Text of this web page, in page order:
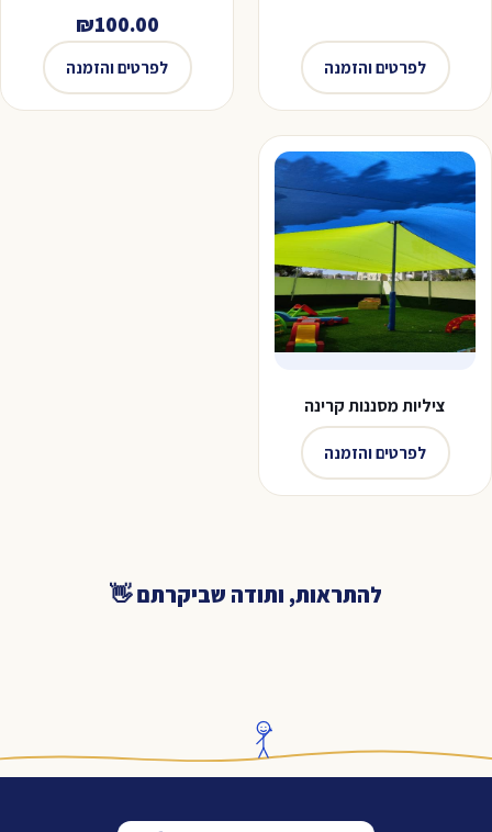
לפרטים והזמנה
₪100.00
לפרטים והזמנה
ציליות מסננות קרינה
לפרטים והזמנה
להתראות, ותודה שביקרתם 👋